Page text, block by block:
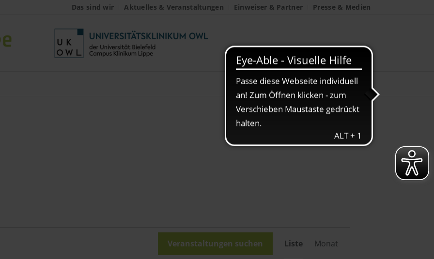
Das sind wir Aktuelles & Veranstaltungen Einweiser & Partner Presse & Medien
Veranstaltungen suchen
Ansichten-
Liste Monat